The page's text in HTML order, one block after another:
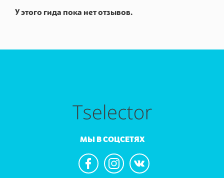
У этого гида пока нет отзывов.
МЫ В СОЦСЕТЯХ